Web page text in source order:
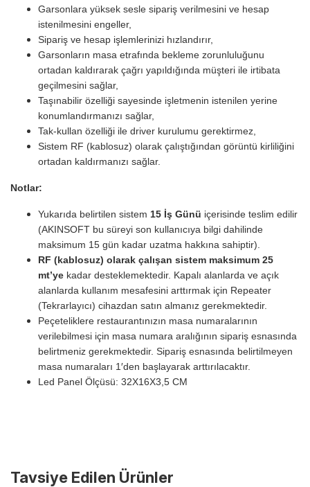
Garsonlara yüksek sesle sipariş verilmesini ve hesap
istenilmesini engeller,
Sipariş ve hesap işlemlerinizi hızlandırır,
Garsonların masa etrafında bekleme zorunluluğunu
ortadan kaldırarak çağrı yapıldığında müşteri ile irtibata
geçilmesini sağlar,
Taşınabilir özelliği sayesinde işletmenin istenilen yerine
konumlandırmanızı sağlar,
Tak-kullan özelliği ile driver kurulumu gerektirmez,
Sistem RF (kablosuz) olarak çalıştığından görüntü kirliliğini
ortadan kaldırmanızı sağlar.
Notlar:
Yukarıda belirtilen sistem 15 İş Günü içerisinde teslim edilir
(AKINSOFT bu süreyi son kullanıcıya bilgi dahilinde
maksimum 15 gün kadar uzatma hakkına sahiptir).
RF (kablosuz) olarak çalışan sistem maksimum 25
mt’ye kadar desteklemektedir. Kapalı alanlarda ve açık
alanlarda kullanım mesafesini arttırmak için Repeater
(Tekrarlayıcı) cihazdan satın almanız gerekmektedir.
Peçeteliklere restaurantınızın masa numaralarının
verilebilmesi için masa numara aralığının sipariş esnasında
belirtmeniz gerekmektedir. Sipariş esnasında belirtilmeyen
masa numaraları 1′den başlayarak arttırılacaktır.
Led Panel Ölçüsü: 32X16X3,5 CM
Tavsiye Edilen Ürünler